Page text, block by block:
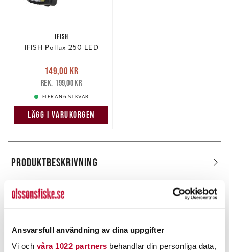
Ansvarsfull användning av dina uppgifter
Vi och våra 1022 partners behandlar din personliga data,
IFISH
IFISH Pollux 250 LED
Nuvarande pris
149,00 krTidigare pris
199,00 kr
149,00 kr
199,00 kr
FLER ÄN 6 ST KVAR
LÄGG I VARUKORGEN
PRODUKTBESKRIVNING
POPULÄRT JUST NU